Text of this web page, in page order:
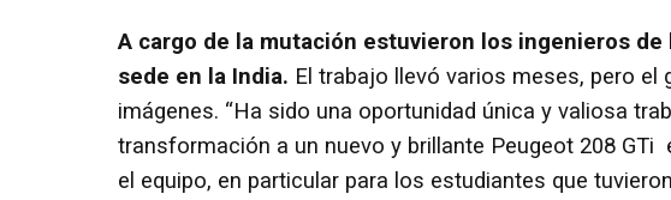
A cargo de la mutación estuvieron los ingenieros de
sede en la India. El trabajo llevó varios meses, pero el
imágenes. “Ha sido una oportunidad única y valiosa
transformación a un nuevo y brillante Peugeot 208
el equipo, en particular para los estudiantes que